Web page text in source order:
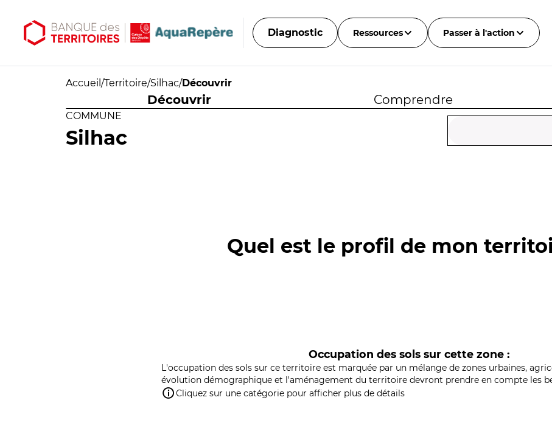
Diagnostic Ressources Passer à l'action
Accueil /Territoire/Silhac/Découvrir
Découvrir Comprendre
COMMUNE
Silhac
Quel est le profil de mon
Occupation des sols sur cette zone :
L'occupation des sols sur ce territoire est marquée par un mélange de zones urbaines,
évolution démographique et l'aménagement du territoire devront prendre en compte les
Cliquez sur une catégorie pour afficher plus de détails